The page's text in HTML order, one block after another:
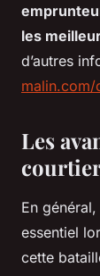
les
d’autres
malin.com/
Les
En
essentiel
cette